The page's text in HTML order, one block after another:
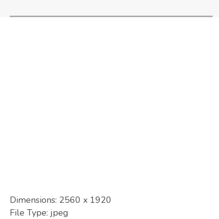
Dimensions: 2560 x 1920
File Type: jpeg